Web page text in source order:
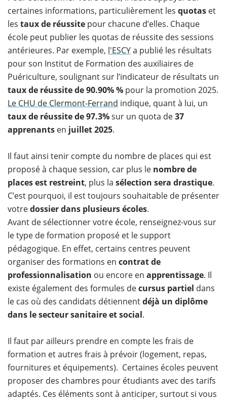
certaines informations, particulièrement les quotas et
les taux de réussite pour chacune d’elles. Chaque
école peut publier les quotas de réussite des sessions
antérieures. Par exemple, l'ESCYa publié les résultats
pour son Institut de Formation des auxiliaires de
Puériculture, soulignant sur l’indicateur de résultats un
taux de réussite de 90.90% % pour la promotion 2025.
Le CHU de Clermont-Ferrand indique, quant à lui, un
taux de réussite de 97.3%sur un quota de37
apprenants en juillet2025.
Il faut ainsi tenir compte du nombre de places qui est
proposé à chaque session, car plus le nombre de
places est restreint, plus la sélection sera drastique.
C’est pourquoi, il est toujours souhaitable de présenter
votredossier dans plusieurs écoles.
Avant de sélectionner votre école, renseignez-vous sur
le type de formation proposé et le support
pédagogique. En effet, certains centres peuvent
organiser des formations en contrat de
professionnalisation ou encore en apprentissage. Il
existe également des formules decursus partiel dans
le cas où des candidats détiennentdéjà un diplôme
dans le secteur sanitaire et social.
Il faut par ailleurs prendre en compte les frais de
formation et autres frais à prévoir (logement, repas,
fournitures et équipements). Certaines écoles peuvent
proposer des chambres pour étudiants avec des tarifs
adaptés. Ces éléments sont à anticiper, surtout si vous